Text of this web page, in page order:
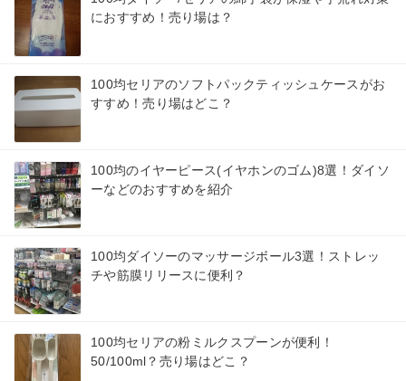
におすすめ！売り場は？
100均セリアのソフトパックティッシュケースがお
すすめ！売り場はどこ？
100均のイヤーピース(イヤホンのゴム)8選！ダイソ
ーなどのおすすめを紹介
100均ダイソーのマッサージボール3選！ストレッ
チや筋膜リリースに便利？
100均セリアの粉ミルクスプーンが便利！
50/100ml？売り場はどこ？